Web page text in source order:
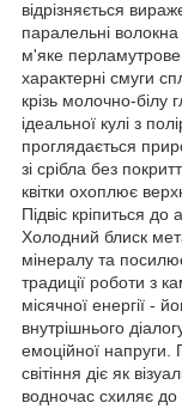
відрізняється
паралельні
м'яке
характерні смуги
крізь молочно-білу
ідеальної кулі з
проглядається
зі срібла без
квітки охоплює
Підвіс кріпиться
Холодний блиск
мінералу та
традиції роботи з
місячної енергії -
внутрішнього
емоційної напруги.
світіння діє як
водночас схиляє